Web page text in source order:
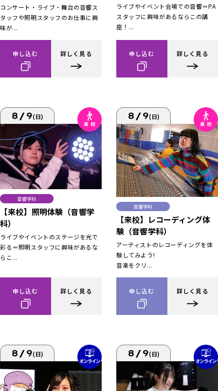
コンサート・ライブ・舞台の音響ス
タッフや照明スタッフのお仕事に興
味が...
申し込む 詳しく見る
ライブやイベント会場での音響＝PA
スタッフに興味があるならこの講
座！...
申し込む 詳しく見る
8/9(日)
音響学科
【来校】照明体験（音響学
科）
ライブやイベントのステージを光で
彩る＝照明スタッフに興味があるな
らこ...
申し込む 詳しく見る
8/9(日)
音響学科
【来校】レコーディング体
験（音響学科）
アーティストのレコーディングを体
験してみよう!
音楽をクリ...
申し込む 詳しく見る
8/9(日) 8/9(日)